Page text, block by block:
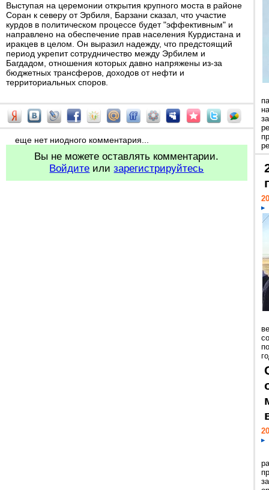
Выступая на церемонии открытия крупного моста в районе
Соран к северу от Эрбиля, Барзани сказал, что участие
курдов в политическом процессе будет "эффективным" и
направлено на обеспечение прав населения Курдистана и
иракцев в целом. Он выразил надежду, что предстоящий
период укрепит сотрудничество между Эрбилем и
Багдадом, отношения которых давно напряжены из-за
бюджетных трансферов, доходов от нефти и
территориальных споров.
еще нет ниодного комментария...
Вы не можете оставлять комментарии.
Войдите илизарегистрируйтесь